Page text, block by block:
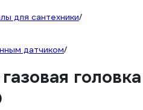
для сантехники/
датчиком/